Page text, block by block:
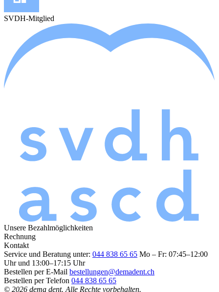
SVDH-Mitglied
Unsere Bezahlmöglichkeiten
Rechnung
Kontakt
Service und Beratung unter: 044 838 65 65 Mo – Fr: 07:45–12:00
Uhr und 13:00–17:15 Uhr
Bestellen per E-Mail bestellungen@demadent.ch
Bestellen per Telefon 044 838 65 65
© 2026 dema dent. Alle Rechte vorbehalten.